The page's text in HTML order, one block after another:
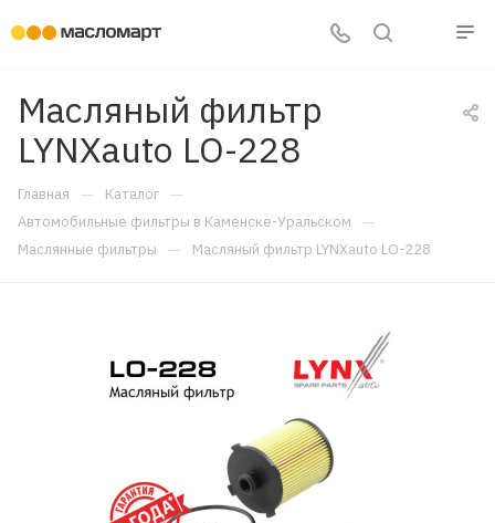
Масляный фильтр
LYNXauto LO-228
Главная — Каталог —
Автомобильные фильтры в Каменске-Уральском —
Маслянные фильтры — Масляный фильтр LYNXauto LO-228